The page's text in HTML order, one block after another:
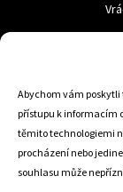
Abychom vám
přístupu k informacím
těmito technologiemi
procházení nebo
souhlasu může